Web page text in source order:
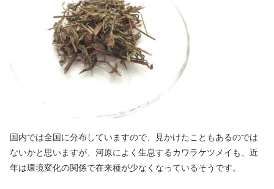
国内では全国に分布していますので、見かけたこともあるのでは
ないかと思いますが、河原によく生息するカワラケツメイも、近
年は環境変化の関係で在来種が少なくなっているそうです。